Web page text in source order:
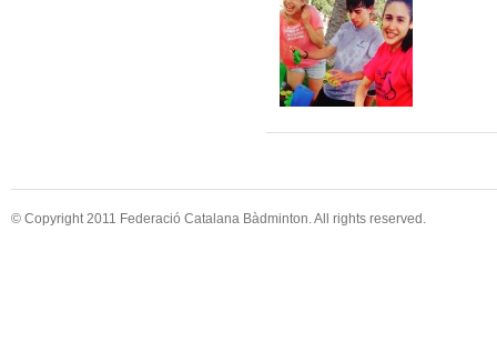
© Copyright 2011 Federació Catalana Bàdminton. All rights reserved.